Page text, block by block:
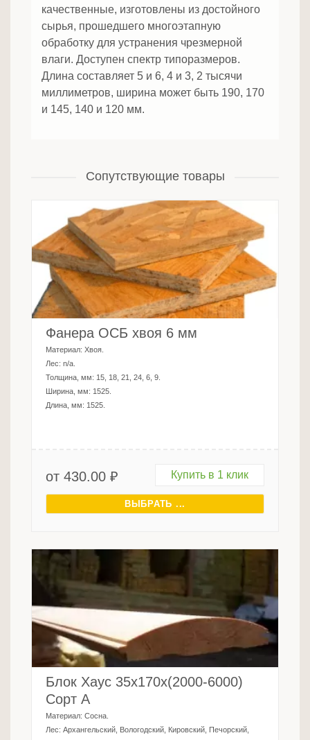
качественные, изготовлены из достойного
сырья, прошедшего многоэтапную
обработку для устранения чрезмерной
влаги. Доступен спектр типоразмеров.
Длина составляет 5 и 6, 4 и 3, 2 тысячи
миллиметров, ширина может быть 190, 170
и 145, 140 и 120 мм.
Сопутствующие товары
Фанера ОСБ хвоя 6 мм
Материал: Хвоя.
Лес: n/a.
Толщина, мм: 15, 18, 21, 24, 6, 9.
Ширина, мм: 1525.
Длина, мм: 1525.
от 430.00 ₽ Купить в 1 клик
ВЫБРАТЬ ...
Блок Хаус 35х170х(2000-6000)
Сорт А
Материал: Сосна.
Лес: Архангельский, Вологодский, Кировский, Печорский,